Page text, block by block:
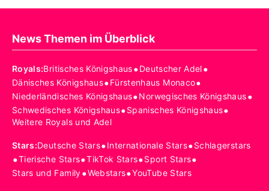
News Themen im Überblick
Royals:Britisches Königshaus•Deutscher Adel•
Dänisches Königshaus•Fürstenhaus Monaco•
Niederländisches Königshaus•Norwegisches Königshaus•
Schwedisches Königshaus•Spanisches Königshaus•
Weitere Royals und Adel
Stars:Deutsche Stars•Internationale Stars•Schlagerstars
•Tierische Stars•TikTok Stars•Sport Stars•
Stars und Family•Webstars•YouTube Stars